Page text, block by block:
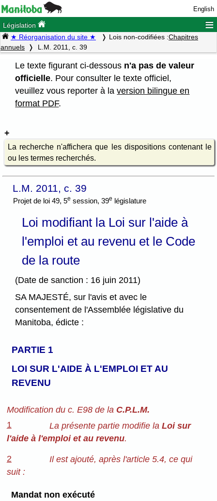
English
Législation ≡
★ Réorganisation du site ★ Lois non-codifiées :Chapitres
annuels
L.M. 2011, c. 39
Le texte figurant ci-dessous n'a pas de valeur
officielle. Pour consulter le texte officiel,
veuillez vous reporter à laversion bilingue en
format PDF.
La recherche n'affichera que les dispositions contenant le
ou les termes recherchés.
L.M. 2011, c. 39
Projet de loi 49, 5e session, 39e législature
Loi modifiant la Loi sur l'aide à
l'emploi et au revenu et le Code
de la route
(Date de sanction : 16 juin 2011)
SA MAJESTÉ, sur l'avis et avec le
consentement de l'Assemblée législative du
Manitoba, édicte :
PARTIE 1
LOI SUR L'AIDE À L'EMPLOI ET AU
REVENU
Modification du c. E98 de la C.P.L.M.
1
La présente partie modifie la Loi sur
l'aide à l'emploi et au revenu.
2
Il est ajouté, après l'article 5.4, ce qui
suit :
Mandat non exécuté